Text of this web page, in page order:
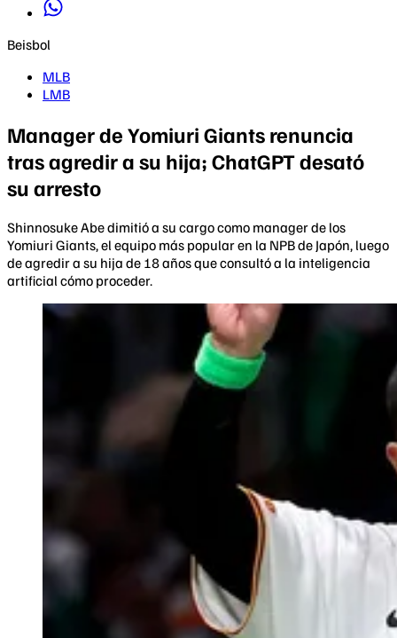
Beisbol
MLB
LMB
Manager de Yomiuri Giants renuncia
tras agredir a su hija; ChatGPT desató
su arresto
Shinnosuke Abe dimitió a su cargo como manager de los
Yomiuri Giants, el equipo más popular en la NPB de Japón, luego
de agredir a su hija de 18 años que consultó a la inteligencia
artificial cómo proceder.